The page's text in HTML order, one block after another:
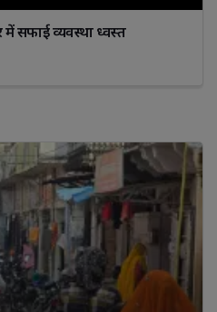
सफाई व्यवस्था ध्वस्त